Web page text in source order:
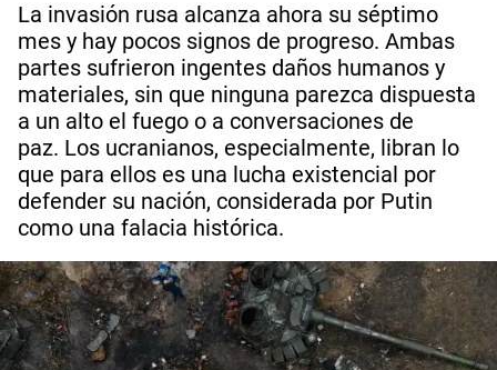
La invasión rusa alcanza ahora su séptimo
mes y hay pocos signos de progreso. Ambas
partes sufrieron ingentes daños humanos y
materiales, sin que ninguna parezca dispuesta
a un alto el fuego o a conversaciones de
paz. Los ucranianos, especialmente, libran lo
que para ellos es una lucha existencial por
defender su nación, considerada por Putin
como una falacia histórica.